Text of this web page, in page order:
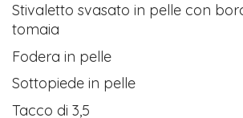
Stivaletto svasato in pelle con
tomaia
Fodera in pelle
Sottopiede in pelle
Tacco di 3,5